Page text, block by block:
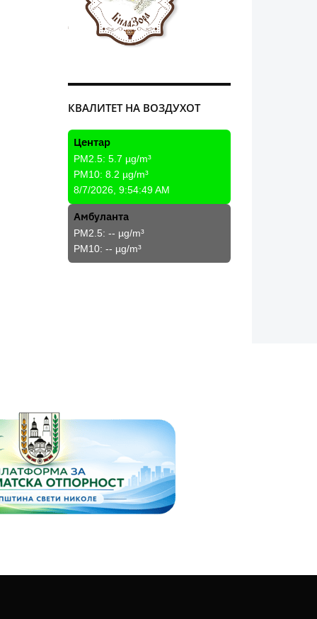
КВАЛИТЕТ НА ВОЗДУХОТ
Центар
PM2.5: 5.7 µg/m³
PM10: 8.2 µg/m³
8/7/2026, 9:54:49 AM
Амбуланта
PM2.5: -- µg/m³
PM10: -- µg/m³